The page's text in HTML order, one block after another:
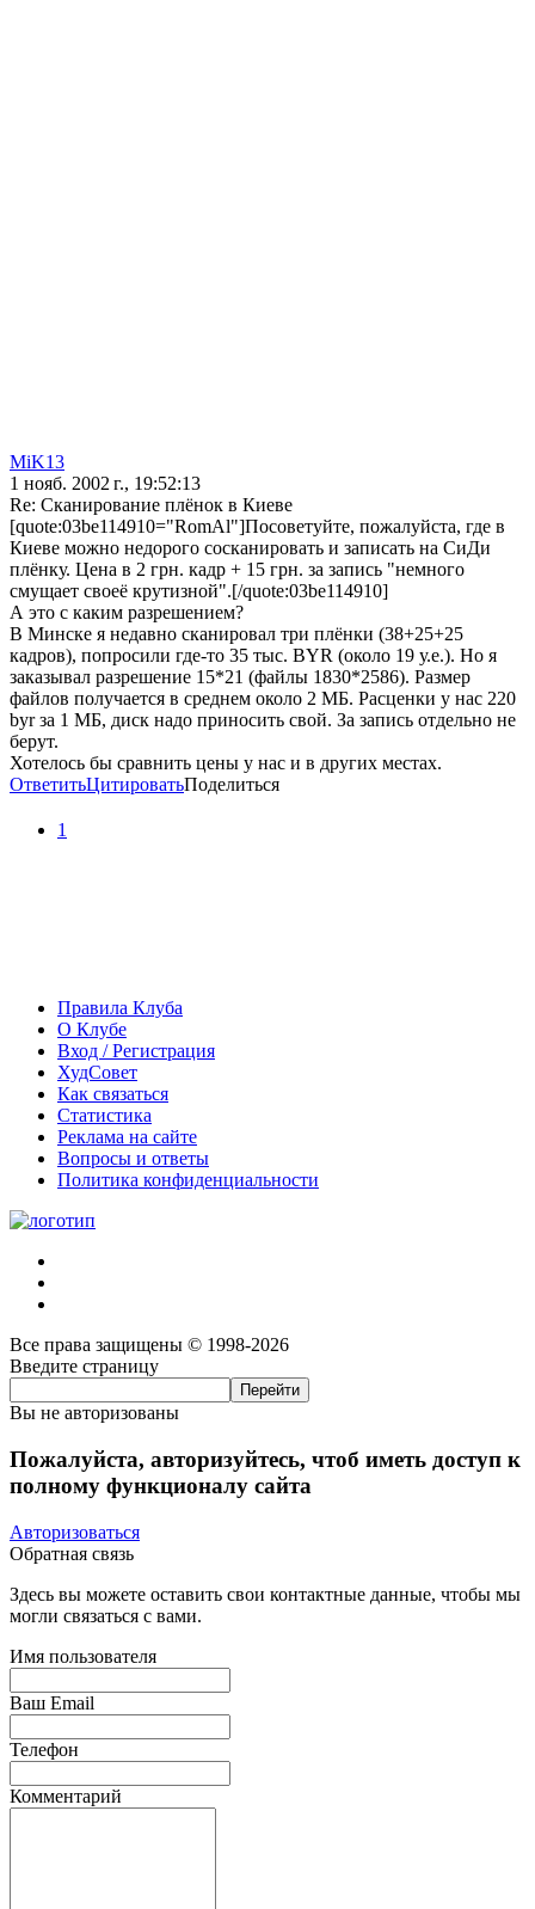
MiK13
1 нояб. 2002 г., 19:52:13
Re: Сканирование плёнок в Киеве
[quote:03be114910="RomAl"]Посоветуйте, пожалуйста, где в
Киеве можно недорого сосканировать и записать на СиДи
плёнку. Цена в 2 грн. кадр + 15 грн. за запись "немного
смущает своеё крутизной".[/quote:03be114910]
А это с каким разрешением?
В Минске я недавно сканировал три плёнки (38+25+25
кадров), попросили где-то 35 тыс. BYR (около 19 у.е.). Но я
заказывал разрешение 15*21 (файлы 1830*2586). Размер
файлов получается в среднем около 2 МБ. Расценки у нас 220
byr за 1 МБ, диск надо приносить свой. За запись отдельно не
берут.
Хотелось бы сравнить цены у нас и в других местах.
ОтветитьЦитироватьПоделиться
1
Правила Клуба
О Клубе
Вход / Регистрация
ХудСовет
Как связаться
Статистика
Реклама на сайте
Вопросы и ответы
Политика конфиденциальности
Все права защищены © 1998-2026
Введите страницу
Вы не авторизованы
Пожалуйста, авторизуйтесь, чтоб иметь доступ к
полному функционалу сайта
Авторизоваться
Обратная связь
Здесь вы можете оставить свои контактные данные, чтобы мы
могли связаться с вами.
Имя пользователя
Ваш Email
Телефон
Комментарий